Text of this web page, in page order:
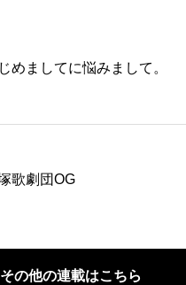
めましてに悩みまして。
歌劇団OG
その他の連載はこちら